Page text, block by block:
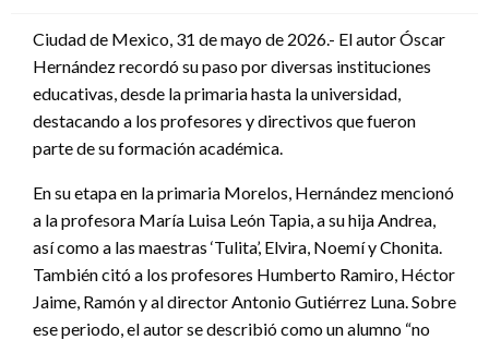
Ciudad de Mexico, 31 de mayo de 2026.- El autor Óscar
Hernández recordó su paso por diversas instituciones
educativas, desde la primaria hasta la universidad,
destacando a los profesores y directivos que fueron
parte de su formación académica.
En su etapa en la primaria Morelos, Hernández mencionó
a la profesora María Luisa León Tapia, a su hija Andrea,
así como a las maestras ‘Tulita’, Elvira, Noemí y Chonita.
También citó a los profesores Humberto Ramiro, Héctor
Jaime, Ramón y al director Antonio Gutiérrez Luna. Sobre
ese periodo, el autor se describió como un alumno “no